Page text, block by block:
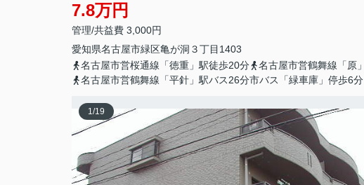
7.8万円
管理/共益費 3,000円
愛知県名古屋市緑区亀が洞 ３丁目1403
名古屋市営桜通線「徳重」駅徒歩20分
名古屋市営鶴舞線「原
名古屋市営鶴舞線「平針」駅バス26分市バス「緑車庫」停歩6分
1/19